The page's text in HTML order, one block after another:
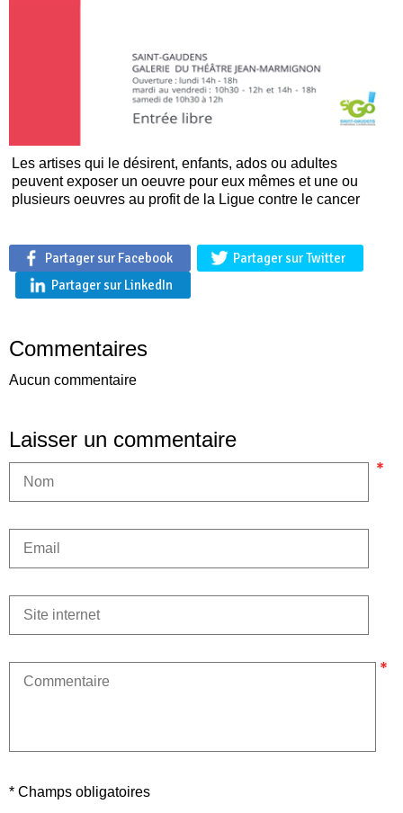
Les artises qui le désirent, enfants, ados ou adultes
peuvent exposer un oeuvre pour eux mêmes et une ou
plusieurs oeuvres au profit de la Ligue contre le cancer
Partager sur Facebook
Partager sur Twitter
Partager sur LinkedIn
Commentaires
Aucun commentaire
Laisser un commentaire
* Champs obligatoires